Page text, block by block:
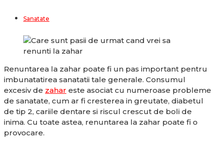
Sanatate
Renuntarea la zahar poate fi un pas important pentru
imbunatatirea sanatatii tale generale. Consumul
excesiv de zahar este asociat cu numeroase probleme
de sanatate, cum ar fi cresterea in greutate, diabetul
de tip 2, cariile dentare si riscul crescut de boli de
inima. Cu toate astea, renuntarea la zahar poate fi o
provocare.